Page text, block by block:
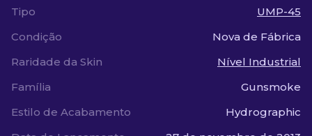
Tipo
UMP-45
Condição
Nova de Fábrica
Raridade da Skin
Nível Industrial
Família
Gunsmoke
Estilo de Acabamento
Hydrographic